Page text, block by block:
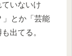
いないけ
」とか「芸能
出てる。